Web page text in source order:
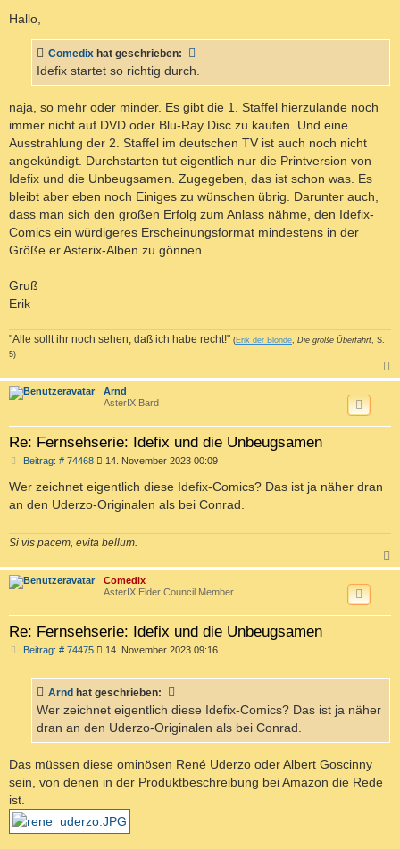
r
a
Hallo,
Comedix hat geschrieben:
Idefix startet so richtig durch.
naja, so mehr oder minder. Es gibt die 1. Staffel hierzulande noch
immer nicht auf DVD oder Blu-Ray Disc zu kaufen. Und eine
Ausstrahlung der 2. Staffel im deutschen TV ist auch noch nicht
angekündigt. Durchstarten tut eigentlich nur die Printversion von
Idefix und die Unbeugsamen. Zugegeben, das ist schon was. Es
bleibt aber eben noch Einiges zu wünschen übrig. Darunter auch,
dass man sich den großen Erfolg zum Anlass nähme, den Idefix-
Comics ein würdigeres Erscheinungsformat mindestens in der
Größe er Asterix-Alben zu gönnen.
Gruß
Erik
"Alle sollt ihr noch sehen, daß ich habe recht!" (Erik der Blonde, Die große Überfahrt, S.
5)
a
Arnd
AsterIX Bard
Re: Fernsehserie: Idefix und die Unbeugsamen
Beitrag: # 74468B
r
14. November 2023 00:09
Wer zeichnet eigentlich diese Idefix-Comics? Das ist ja näher dran
an den Uderzo-Originalen als bei Conrad.
Si vis pacem, evita bellum.
a
Comedix
AsterIX Elder Council Member
Re: Fernsehserie: Idefix und die Unbeugsamen
Beitrag: # 74475B
r
a
14. November 2023 09:16
Arnd hat geschrieben:
Wer zeichnet eigentlich diese Idefix-Comics? Das ist ja näher
dran an den Uderzo-Originalen als bei Conrad.
Das müssen diese ominösen René Uderzo oder Albert Goscinny
sein, von denen in der Produktbeschreibung bei Amazon die Rede
ist.